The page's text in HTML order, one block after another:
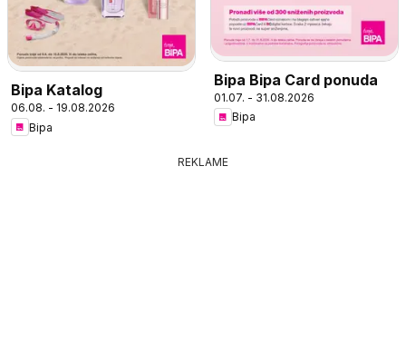
Bipa Katalog
06.08. - 19.08.2026
Bipa
Bipa Bipa Card ponuda
01.07. - 31.08.2026
Bipa
REKLAME